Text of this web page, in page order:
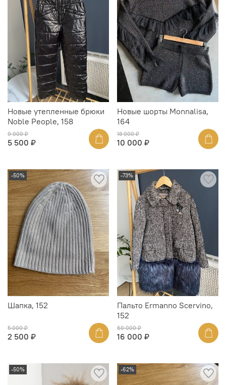
Новые утепленные брюки
Noble People, 158
9 000 ₽
5 500 ₽
Новые шорты Monnalisa,
164
18 000 ₽
10 000 ₽
-50%
Шапка, 152
5 000 ₽
2 500 ₽
-73%
Пальто Ermanno Scervino,
152
60 000 ₽
16 000 ₽
-50% -62%